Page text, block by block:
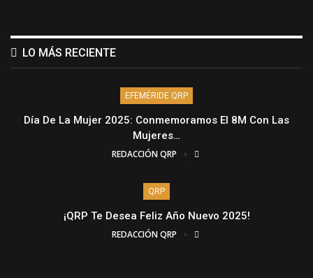
LO MÁS RECIENTE
EFEMÉRIDE QRP
Día De La Mujer 2025: Conmemoramos El 8M Con Las
Mujeres…
REDACCIÓN QRP
QRP
¡QRP Te Desea Feliz Año Nuevo 2025!
REDACCIÓN QRP